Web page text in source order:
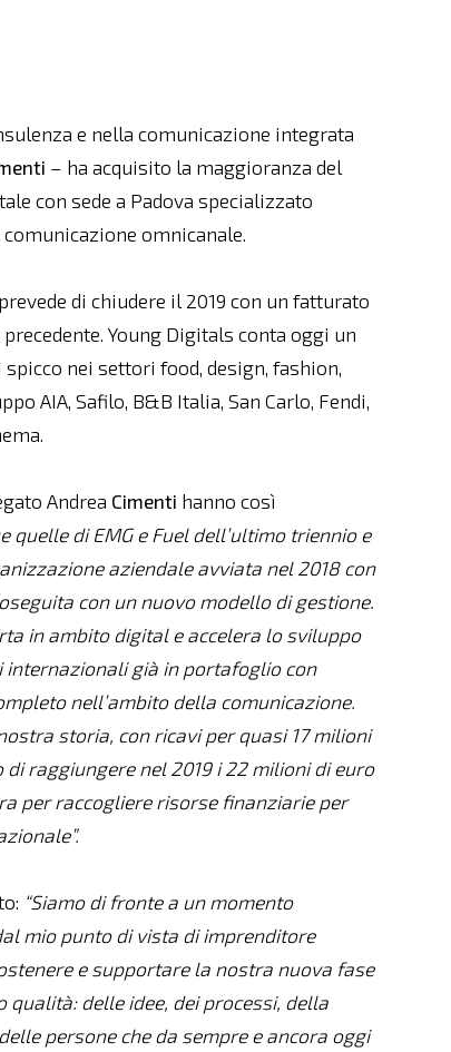
e nella comunicazione integrata
– ha acquisito la maggioranza del
con sede a Padova specializzato
omnicanale.
di chiudere il 2019 con un fatturato
Young Digitals conta oggi un
nei settori food, design, fashion,
AIA, Safilo, B&B Italia, San Carlo, Fendi,
Andrea Cimenti hanno così
quelle di EMG e Fuel dell’ultimo triennio e
aziendale avviata nel 2018 con
con un nuovo modello di gestione.
in ambito digital e accelera lo sviluppo
internazionali già in portafoglio con
nell’ambito della comunicazione.
storia, con ricavi per quasi 17 milioni
raggiungere nel 2019 i 22 milioni di euro
per raccogliere risorse finanziarie per
“Siamo di fronte a un momento
mio punto di vista di imprenditore
e supportare la nostra nuova fase
delle idee, dei processi, della
persone che da sempre e ancora oggi